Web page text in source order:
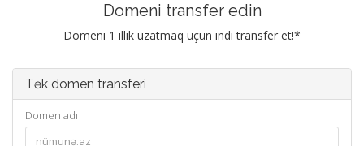
Domeni transfer edin
Domeni 1 illik uzatmaq üçün indi transfer et!*
Tək domen transferi
Domen adı